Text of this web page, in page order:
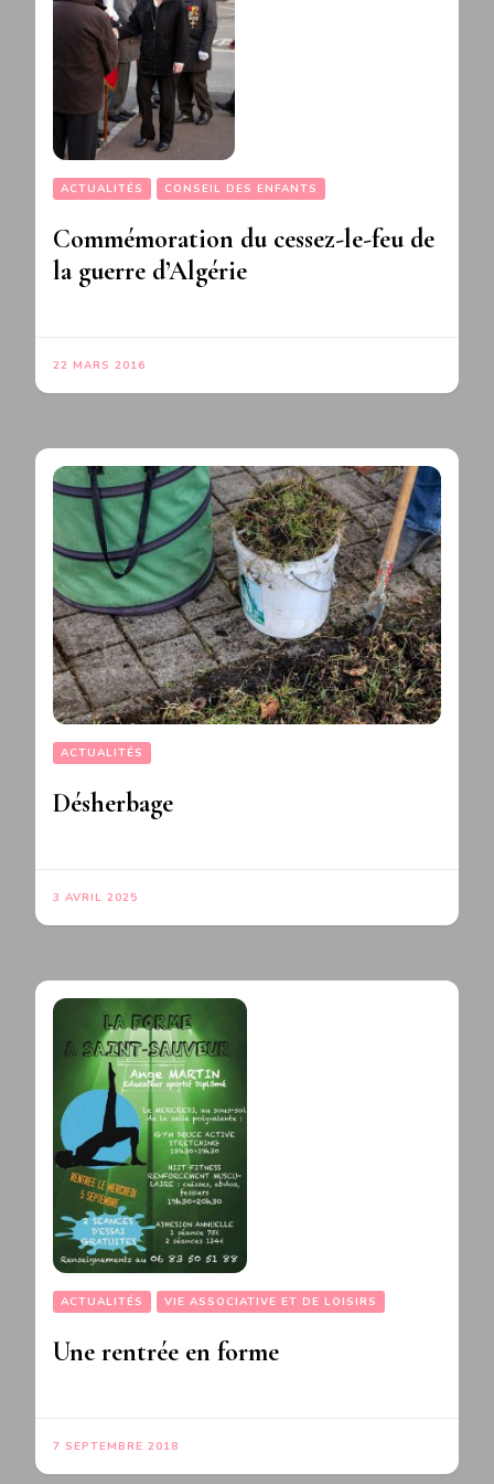
ACTUALITÉS CONSEIL DES ENFANTS
Commémoration du cessez-le-feu de
la guerre d’Algérie
22 MARS 2016
ACTUALITÉS
Désherbage
3 AVRIL 2025
ACTUALITÉS VIE ASSOCIATIVE ET DE LOISIRS
Une rentrée en forme
7 SEPTEMBRE 2018